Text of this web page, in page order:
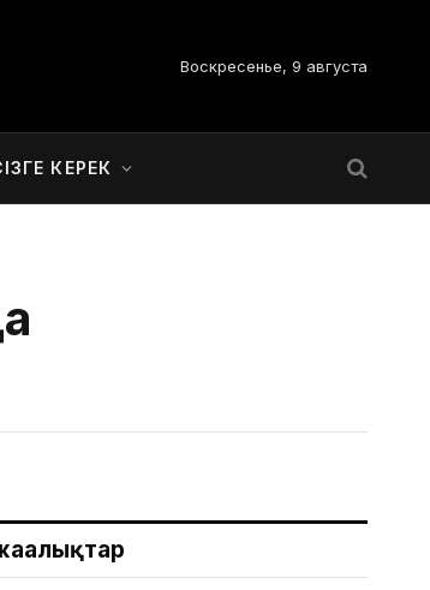
Воскресенье, 9 августа
КЕРЕК